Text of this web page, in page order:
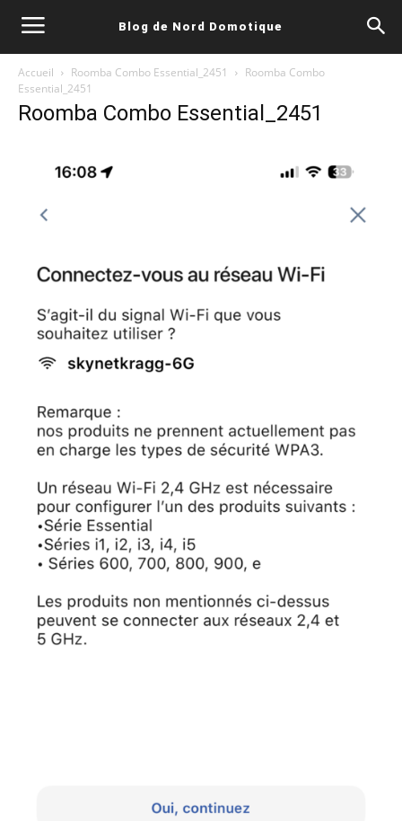
Blog de Nord Domotique
Accueil Roomba Combo Essential_2451
Roomba Combo
Essential_2451
Roomba Combo Essential_2451